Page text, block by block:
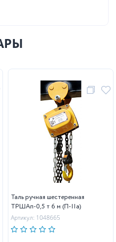
Таль ручная шестеренная
ТРШAп-0,5 т 6 м (П-IIa)
Артикул: 1048665